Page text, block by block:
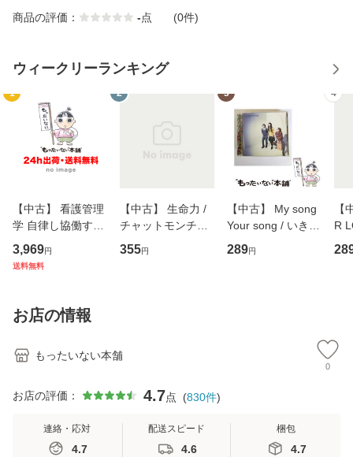
商品の評価： -点 (0件)
ウィークリーランキング
1
【中古】 看護管理
学 自律し協働する
専門職の看護マネ
ジメントスキル 改
恵 藤本幸三 / 南江
堂 [単行
3,969円
送料無料
2
【中古】 生命力 /
チャットモンチー /
キューンレコード
[CD]【メール便送
355円
3
【中古】 My song
Your song / いきも
のがかり / [CD]
【メール便送料無
289円
4
【
R
産
お店の情報
もったいない本舗
0
お店の評価： 4.7点 (830件)
連絡・応対
4.7
配送スピード
4.6
梱包
4.7